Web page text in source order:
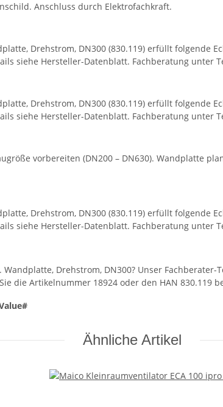
Anschluss durch Elektrofachkraft.
Drehstrom, DN300 (830.119) erfüllt folgende
siehe Hersteller-Datenblatt. Fachberatung unter
Drehstrom, DN300 (830.119) erfüllt folgende
siehe Hersteller-Datenblatt. Fachberatung unter
vorbereiten (DN200 – DN630). Wandplatte
Drehstrom, DN300 (830.119) erfüllt folgende
siehe Hersteller-Datenblatt. Fachberatung unter
Drehstrom, DN300? Unser Fachberater-
die Artikelnummer 18924 oder den HAN 830.119
Ähnliche Artikel